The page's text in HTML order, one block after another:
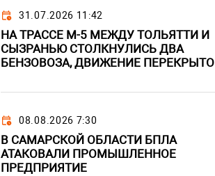
31.07.2026 11:42
НА ТРАССЕ М-5 МЕЖДУ ТОЛЬЯТТИ И
СЫЗРАНЬЮ СТОЛКНУЛИСЬ ДВА
БЕНЗОВОЗА, ДВИЖЕНИЕ ПЕРЕКРЫТО
08.08.2026 7:30
В САМАРСКОЙ ОБЛАСТИ БПЛА
АТАКОВАЛИ ПРОМЫШЛЕННОЕ
ПРЕДПРИЯТИЕ